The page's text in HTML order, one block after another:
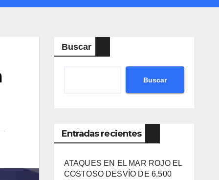
Buscar
Buscar
Entradas recientes
ATAQUES EN EL MAR ROJO EL
COSTOSO DESVÍO DE 6.500